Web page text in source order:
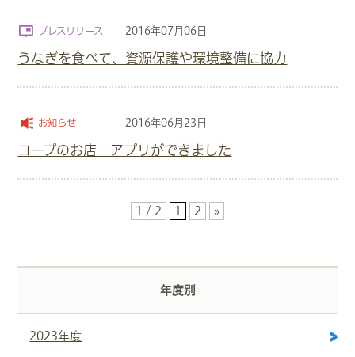
プレスリリース 2016年07月06日
うなぎを食べて、資源保護や環境整備に協力
お知らせ 2016年06月23日
コープのお店 アプリができました
1 / 2 1 2 »
年度別
2023年度